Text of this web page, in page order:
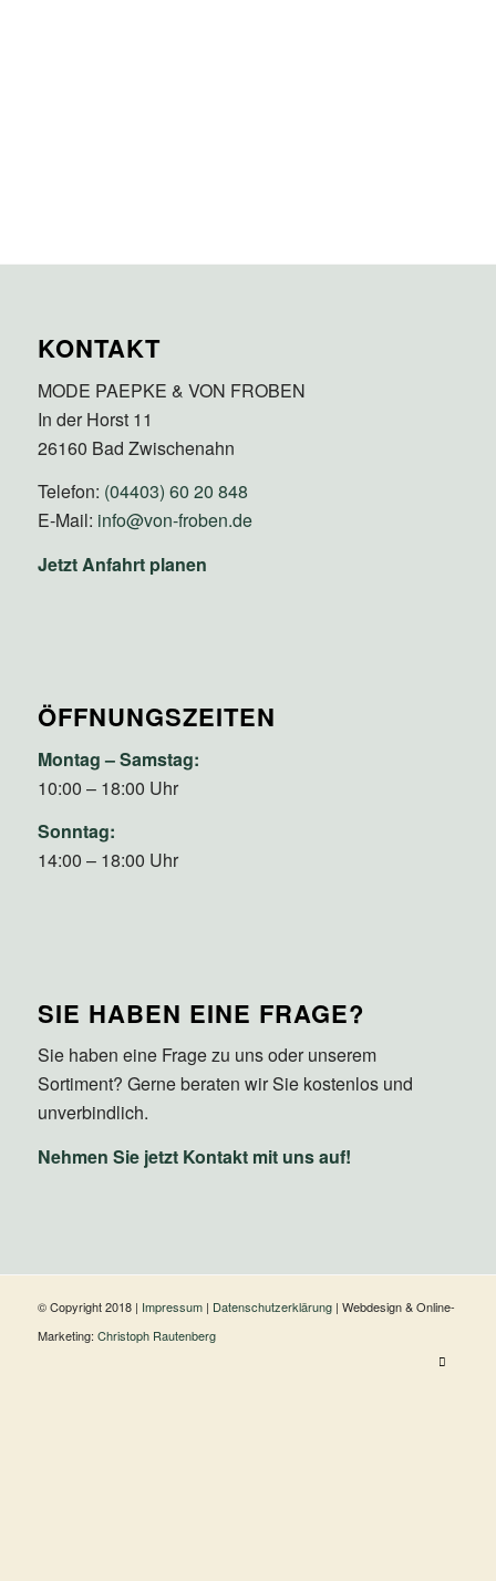
KONTAKT
MODE PAEPKE & VON FROBEN
In der Horst 11
26160 Bad Zwischenahn
Telefon: (04403) 60 20 848
E-Mail: info@von-froben.de
Jetzt Anfahrt planen
ÖFFNUNGSZEITEN
Montag – Samstag:
10:00 – 18:00 Uhr
Sonntag:
14:00 – 18:00 Uhr
SIE HABEN EINE FRAGE?
Sie haben eine Frage zu uns oder unserem
Sortiment? Gerne beraten wir Sie kostenlos und
unverbindlich.
Nehmen Sie jetzt Kontakt mit uns auf!
© Copyright 2018 | Impressum| Datenschutzerklärung| Webdesign & Online-
Marketing: Christoph Rautenberg